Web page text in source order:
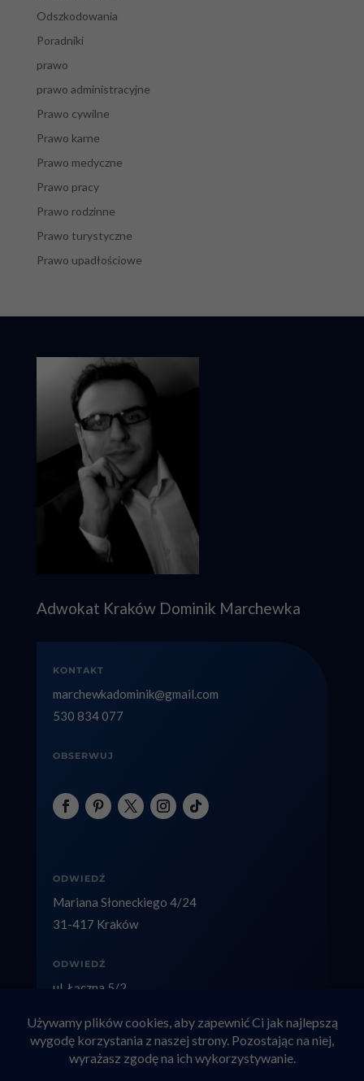
Odszkodowania
Poradniki
prawo
prawo administracyjne
Prawo cywilne
Prawo karne
Prawo medyczne
Prawo pracy
Prawo rodzinne
Prawo turystyczne
Prawo upadłościowe
Adwokat Kraków Dominik Marchewka
KONTAKT
marchewkadominik@gmail.com
530 834 077
OBSERWUJ
ODWIEDŹ
Mariana Słoneckiego 4/24
31-417 Kraków
ODWIEDŹ
ul. Łączna 5/2
Copyright © 2026 factolex.pl